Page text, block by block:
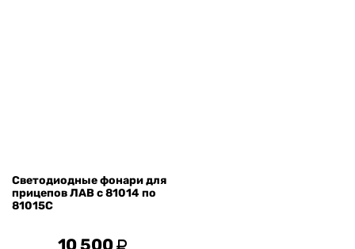
Светодиодные фонари для
прицепов ЛАВ с 81014 по
81015С
10 500